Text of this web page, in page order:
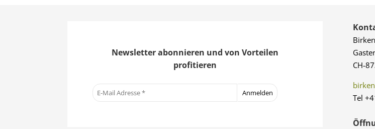
Newsletter abonnieren und von Vorteilen
profitieren
CH-
Tel